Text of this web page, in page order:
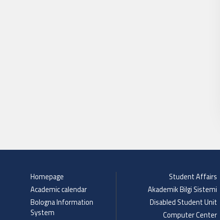
Homepage
Academic calendar
Bologna Information
System
Student Affairs
Akademik Bilgi Sistemi
Disabled Student Unit
Computer Center